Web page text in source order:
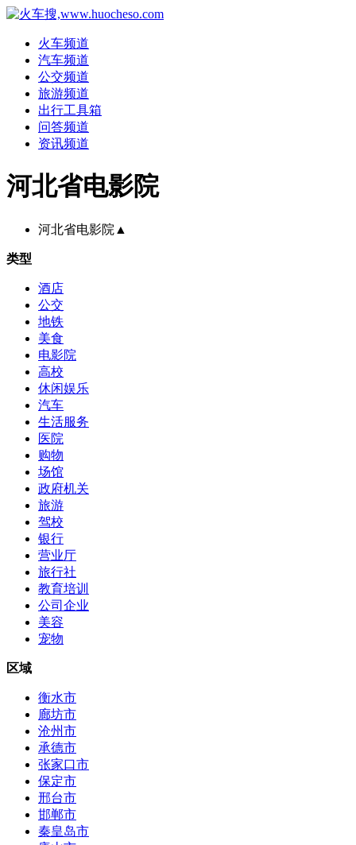
火车频道
汽车频道
公交频道
旅游频道
出行工具箱
问答频道
资讯频道
河北省电影院
河北省电影院 ▲
类型
酒店
公交
地铁
美食
电影院
高校
休闲娱乐
汽车
生活服务
医院
购物
场馆
政府机关
旅游
驾校
银行
营业厅
旅行社
教育培训
公司企业
美容
宠物
区域
衡水市
廊坊市
沧州市
承德市
张家口市
保定市
邢台市
邯郸市
秦皇岛市